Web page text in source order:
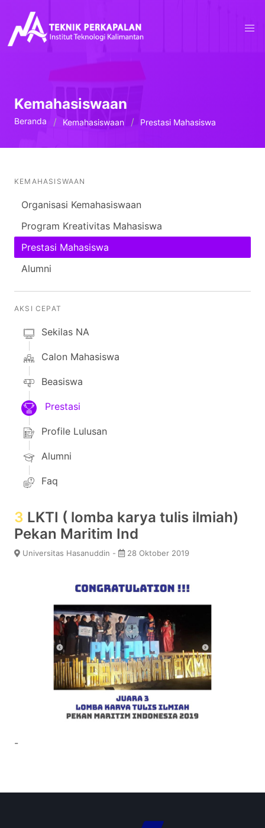
Kemahasiswaan
Beranda Kemahasiswaan Prestasi Mahasiswa
KEMAHASISWAAN
Organisasi Kemahasiswaan
Program Kreativitas Mahasiswa
Prestasi Mahasiswa
Alumni
AKSI CEPAT
Sekilas NA
Calon Mahasiswa
Beasiswa
Prestasi
Profile Lulusan
Alumni
Faq
3 LKTI ( lomba karya tulis ilmiah)
Pekan Maritim Ind
Universitas Hasanuddin - 28 Oktober 2019
-